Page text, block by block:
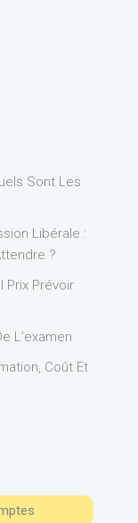
Sont Les
Libérale :
?
Prix Prévoir
L’examen
Coût Et